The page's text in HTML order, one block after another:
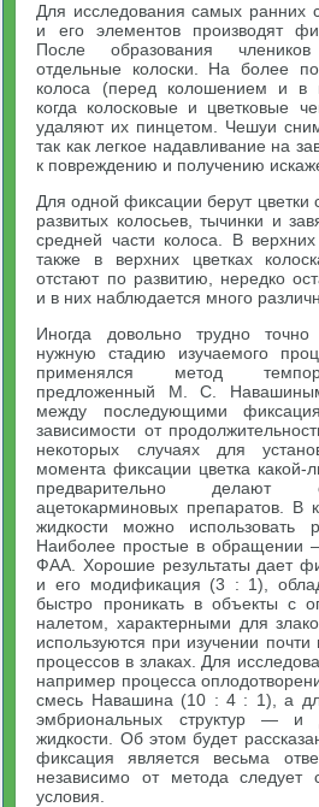
Для исследования самых ранних
и его элементов производят
После образования
отдельные колоски. На более
колоса (перед колошением и в
когда колосковые и цветковые
удаляют их пинцетом. Чешуи
так как легкое надавливание на
к повреждению и получению
Для одной фиксации берут цветки
развитых колосьев, тычинки и
средней части колоса. В
также в верхних цветках
отстают по развитию, нередко
и в них наблюдается много
Иногда довольно трудно
нужную стадию изучаемого
применялся метод
предложенный М. С.
между последующими
зависимости от
некоторых случаях для
момента фиксации цветка какой-
предварительно делают
ацетокарминовых препаратов. В
жидкости можно использовать
Наиболее простые в обращении
ФАА. Хорошие результаты дает
и его модификация (3 : 1),
быстро проникать в объекты с
налетом, характерными для
используются при изучении почти
процессов в злаках. Для
например процесса
смесь Навашина (10 : 4 : 1), а
эмбриональных структур — и
жидкости. Об этом будет
фиксация является весьма
независимо от метода следует
условия.